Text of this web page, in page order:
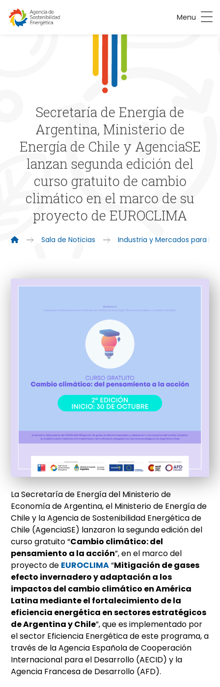
Menu
Secretaría de Energía de
Argentina, Ministerio de
Energía de Chile y AgenciaSE
lanzan segunda edición del
curso gratuito de cambio
climático en el marco de su
proyecto de EUROCLIMA
Sala de Noticias Industria y Mercados para la
La Secretaría de Energía del Ministerio de
Economía de Argentina, el Ministerio de Energía de
Chile y la Agencia de Sostenibilidad Energética de
Chile (AgenciaSE) lanzaron la segunda edición del
curso gratuito “Cambio climático: del
pensamiento a la acción”, en el marco del
proyecto de EUROCLIMA“Mitigación de gases
efecto invernadero y adaptación a los
impactos del cambio climático en América
Latina mediante el fortalecimiento de la
eficiencia energética en sectores estratégicos
de Argentina y Chile”, que es implementado por
el sector Eficiencia Energética de este programa, a
través de la Agencia Española de Cooperación
Internacional para el Desarrollo (AECID) y la
Agencia Francesa de Desarrollo (AFD).